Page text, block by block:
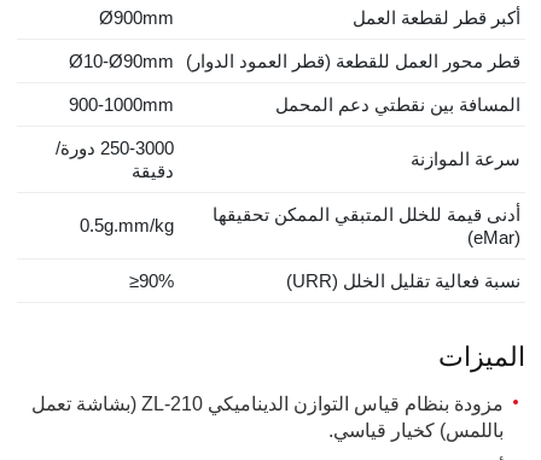
أكبر قطر لقطعة العمل Ø900mm
قطر محور العمل للقطعة (قطر العمود الدوار) Ø10-Ø90mm
المسافة بين نقطتي دعم المحمل 900-1000mm
سرعة الموازنة
250-3000 دورة/
دقيقة
أدنى قيمة للخلل المتبقي الممكن تحقيقها
(eMar)
0.5g.mm/kg
نسبة فعالية تقليل الخلل (URR) ≥90%
الميزات
مزودة بنظام قياس التوازن الديناميكي ZL-210 (بشاشة تعمل
باللمس) كخيار قياسي.